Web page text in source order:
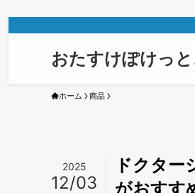
おたすけぽけっと
ホーム 商品
ドクタ
がおすす
2025
12/03